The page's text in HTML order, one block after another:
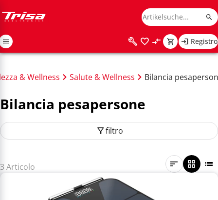
Registro
& Wellness Salute & Wellness Bilancia
Bilancia pesapersone
filtro
3 Articolo